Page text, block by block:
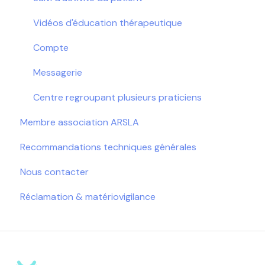
Vidéos d'éducation thérapeutique
Compte
Messagerie
Centre regroupant plusieurs praticiens
Membre association ARSLA
Recommandations techniques générales
Nous contacter
Réclamation & matériovigilance